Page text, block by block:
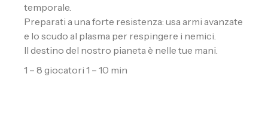
temporale.
Preparati a una forte resistenza: usa armi avanzate
e lo scudo al plasma per respingere i nemici.
Il destino del nostro pianeta è nelle tue mani.
1 – 8 giocatori 1 – 10 min